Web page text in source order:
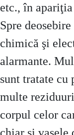
etc., în
Spre
chimică şi
alarmante.
sunt tratate cu
multe
corpul celor